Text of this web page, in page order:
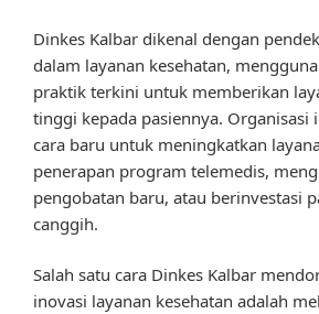
Dinkes Kalbar dikenal dengan
dalam layanan kesehatan,
praktik terkini untuk memberikan
tinggi kepada pasiennya. Organisasi
cara baru untuk meningkatkan
penerapan program telemedis,
pengobatan baru, atau berinvestasi
canggih.
Salah satu cara Dinkes Kalbar
inovasi layanan kesehatan adalah